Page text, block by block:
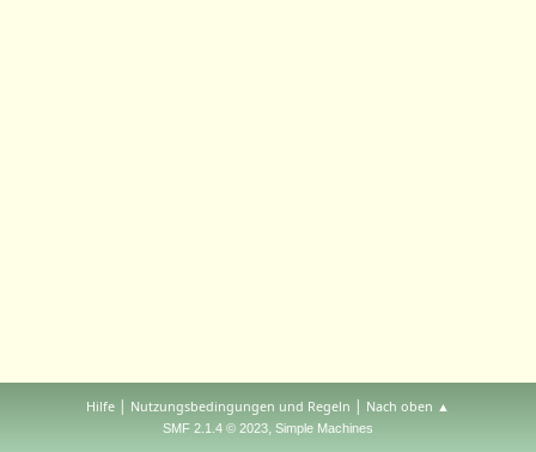
Hilfe | Nutzungsbedingungen und Regeln | Nach oben ▲
SMF 2.1.4 © 2023, Simple Machines